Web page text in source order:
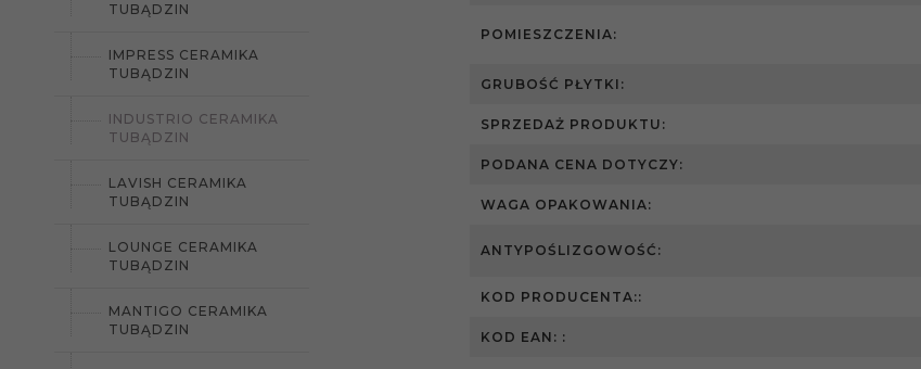
TUBĄDZIN
IMPRESS CERAMIKA
TUBĄDZIN
INDUSTRIO CERAMIKA
TUBĄDZIN
LAVISH CERAMIKA
TUBĄDZIN
LOUNGE CERAMIKA
TUBĄDZIN
MANTIGO CERAMIKA
TUBĄDZIN
POMIESZCZENIA:
GRUBOŚĆ PŁYTKI:
SPRZEDAŻ PRODUKTU:
PODANA CENA DOTYCZY:
WAGA OPAKOWANIA:
ANTYPOŚLIZGOWOŚĆ:
KOD PRODUCENTA::
KOD EAN: :